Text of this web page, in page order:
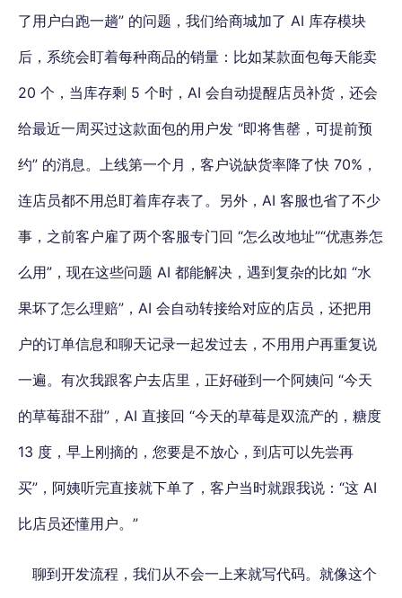
了用户白跑一趟” 的问题，我们给商城加了 AI 库存模块
后，系统会盯着每种商品的销量：比如某款面包每天能卖
20 个，当库存剩 5 个时，AI 会自动提醒店员补货，还会
给最近一周买过这款面包的用户发 “即将售罄，可提前预
约” 的消息。上线第一个月，客户说缺货率降了快 70%，
连店员都不用总盯着库存表了。另外，AI 客服也省了不少
事，之前客户雇了两个客服专门回 “怎么改地址”“优惠券怎
么用”，现在这些问题 AI 都能解决，遇到复杂的比如 “水
果坏了怎么理赔”，AI 会自动转接给对应的店员，还把用
户的订单信息和聊天记录一起发过去，不用用户再重复说
一遍。有次我跟客户去店里，正好碰到一个阿姨问 “今天
的草莓甜不甜”，AI 直接回 “今天的草莓是双流产的，糖度
13 度，早上刚摘的，您要是不放心，到店可以先尝再
买”，阿姨听完直接就下单了，客户当时就跟我说：“这 AI
比店员还懂用户。”
聊到开发流程，我们从不会一上来就写代码。就像这个